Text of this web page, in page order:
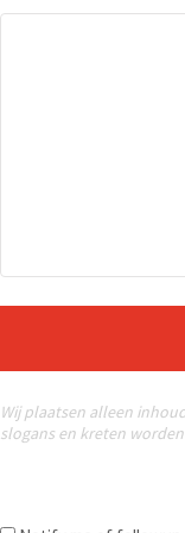
Wij plaatsen alleen
slogans en kreten